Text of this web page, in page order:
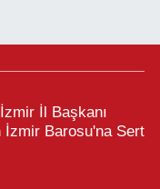
İl Başkanı
İzmir Barosu'na Sert